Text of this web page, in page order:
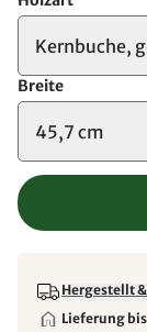
Kernbuche,
Breite
45,7 cm
Hergestellt
Lieferung